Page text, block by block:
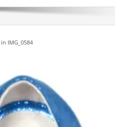
in IMG_0584